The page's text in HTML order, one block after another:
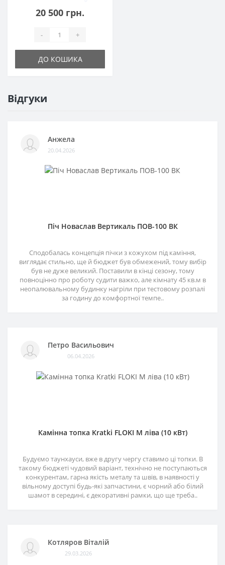
20 500 грн.
- +
ДО КОШИКА
Відгуки
Анжела
20.04.2026
Піч Новаслав Вертикаль ПОВ-100 ВК
Сподобалась концепція пічки з кожухом під каміння,
виглядає стильно, ще й бюджет був обмежений, тому вибір
був не дуже великий. Поставили в кінці сезону, тому
повноцінно про роботу судити важко, але кімнату 45 кв.м в
неопалювальному будинку нагріли при тестовому розпалі
за годину до комфортної темпе..
Петро Васильович
06.04.2026
Камінна топка Kratki FLOKI M ліва (10 кВт)
Будуємо таунхауси, вже в другу чергу ставимо ці топки. В
такому бюджеті чудовий варіант, технічно не поступаються
конкурентам, гарна якість металу та швів, в наявності у
вільному доступі будь-які запчастини, є чорний або білий
шамот в середині, є декоративні рамки, що ще треба..
Котляров Віталій
29.03.2026